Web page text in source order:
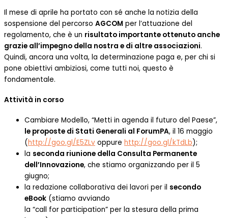
Il mese di aprile ha portato con sé anche la notizia della
sospensione del percorso AGCOM per l’attuazione del
regolamento, che è un risultato importante ottenuto anche
grazie all’impegno della nostra e di altre associazioni.
Quindi, ancora una volta, la determinazione paga e, per chi si
pone obiettivi ambiziosi, come tutti noi, questo è
fondamentale.
Attività in corso
Cambiare Modello, “Metti in agenda il futuro del Paese”,
le proposte di Stati Generali al ForumPA, il 16 maggio
(http://goo.gl/E5ZLv oppure http://goo.gl/kTdLb);
la seconda riunione della Consulta Permanente
dell’Innovazione, che stiamo organizzando per il 5
giugno;
la redazione collaborativa dei lavori per il secondo
eBook (stiamo avviando
la “call for participation” per la stesura della prima